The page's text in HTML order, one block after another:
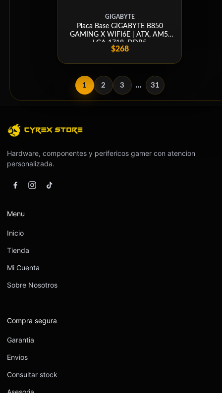
GIGABYTE
Placa Base GIGABYTE B850
GAMING X WIFI6E | ATX, AM5,
LGA 1718, DDR5
$268
1 2 3 ... 31
Hardware, componentes y perifericos gamer con atencion
personalizada.
Menu
Inicio
Tienda
Mi Cuenta
Sobre Nosotros
Compra segura
Garantia
Envios
Consultar stock